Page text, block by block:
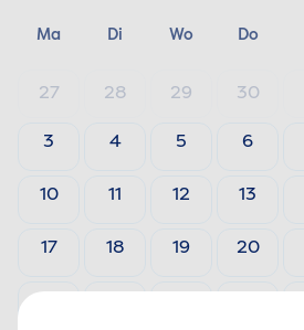
Ma Di Wo Do
27 28 29 30
3 4 5 6
10 11 12 13
17 18 19 20